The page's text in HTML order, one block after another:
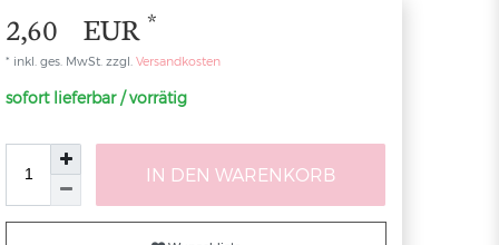
2,60 EUR *
* inkl. ges. MwSt. zzgl. Versandkosten
sofort lieferbar / vorrätig
IN DEN WARENKORB